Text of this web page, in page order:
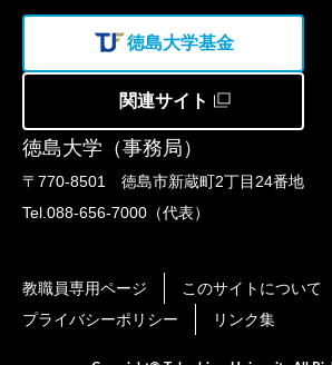
徳島大学（事務局）
〒770-8501 徳島市新蔵町2丁目24番地
Tel.088-656-7000（代表）
徳島大学基金
関連サイト
教職員専用ページ
このサイトについて
プライバシーポリシー
リンク集